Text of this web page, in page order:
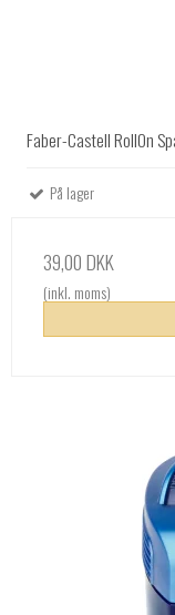
Faber-Castell RollOn
På lager
39,00 DKK
(inkl. moms)